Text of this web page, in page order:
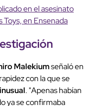
en el asesinato
en Ensenada
Malekiumseñaló en
con la que se
. "Apenas habían
ya se confirmaba